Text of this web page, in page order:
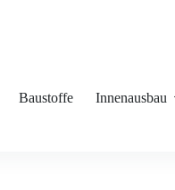
Baustoffe Innenausbau